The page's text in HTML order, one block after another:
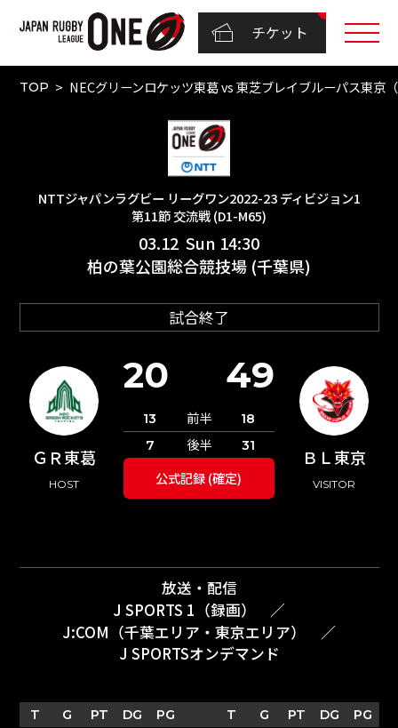
チケット
TOP NECグリーンロケッツ東葛 vs 東芝ブレイブルーパス東
NTTジャパンラグビー リーグワン2022-23 ディビジョン1
第11節 交流戦 (D1-M65)
03.12 Sun 14:30
柏の葉公園総合競技場 (千葉県)
試合終了
ＧＲ東葛
HOST
ＢＬ東京
VISITOR
20 49
13 前半
18
7
後半 31
公式記録 (確定)
放送・配信
J SPORTS 1（録画）
／
J:COM（千葉エリア・東京エリア）
／
J SPORTSオンデマンド
T G PT DG PG T G PT DG
PG